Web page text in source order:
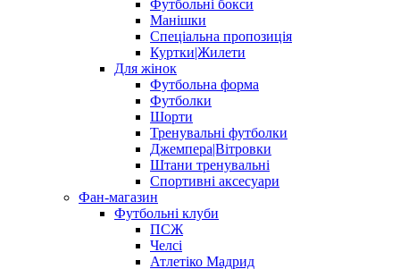
Футбольні бокси
Манішки
Спеціальна пропозиція
Куртки|Жилети
Для жінок
Футбольна форма
Футболки
Шорти
Тренувальні футболки
Джемпера|Вітровки
Штани тренувальні
Спортивні аксесуари
Фан-магазин
Футбольні клуби
ПСЖ
Челсі
Атлетіко Мадрид